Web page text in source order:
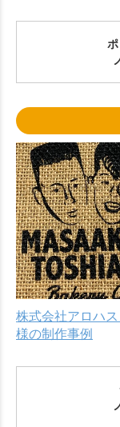
株式会社アロハ
様の制作事例